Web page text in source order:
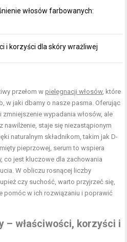
włosów farbowanych:
i korzyści dla skóry wrażliwej
przełom w pielęgnacji włosów, które
w jaki dbamy o nasze pasma. Oferując
wypadania włosów, ale
nawilżenie, staje się niezastąpionym
naturalnym składnikom, takim jak D-
pieprzowej, serum to wspiera
co jest kluczowe dla zachowania
W obliczu rosnącej liczby
czy suchość, warto przyjrzeć się,
pomóc w ich rozwiązaniu i poprawić
– właściwości, korzyści i